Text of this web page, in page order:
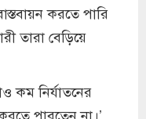
করতে পারি
তারা বেড়িয়ে
কম নির্যাতনের
পারতেন না।’